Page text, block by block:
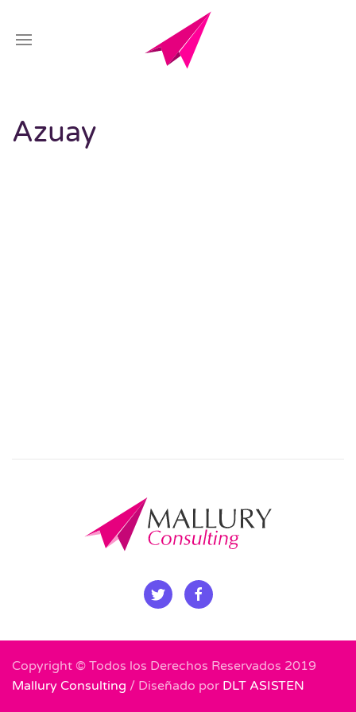
Azuay
Copyright © Todos los Derechos Reservados 2019
Mallury Consulting / Diseñado por DLT ASISTEN